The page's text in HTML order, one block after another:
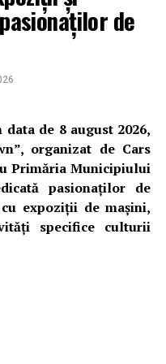
de
de 8 august 2026,
organizat de Cars
Primăria Municipiului
pasionaților de
expoziții de mașini,
specifice culturii